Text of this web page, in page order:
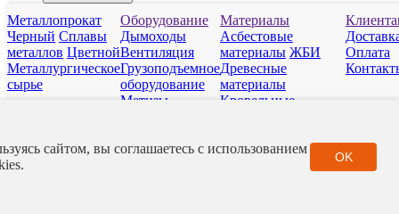
сайтом, вы соглашаетесь с использованием
OK
Металлопрокат
Черный Сплавы
металлов Цветной
Металлургическое
сырье
Оборудование
Дымоходы
Вентиляция
Грузоподъемное
оборудование
Метизы
Сантехарматура
Материалы
Асбестовые
материалы ЖБИ
Древесные
материалы
Кровельные
материалы Полимер
Оплата
+998 (90) 138-36-38 Заказать звонок
ул. Айбека, д. 18/1